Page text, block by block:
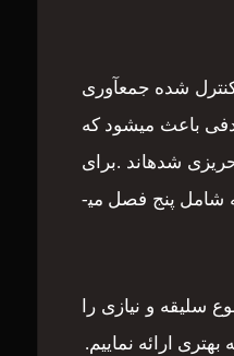
شده جمع­آوری
باعث می­شود که
شده­اند .برای
تدوین کتاب حاضر از کتاب­ها و مقالات بسیاری استفاده شده است که مجموعه­ای از آن­ها در پایان کتاب به عنوان منابع و ماخذ ارائه خواهد شد. این مجموعه که شامل پنج فصل می­
سلیقه و نیازی را
ارائه نماییم.